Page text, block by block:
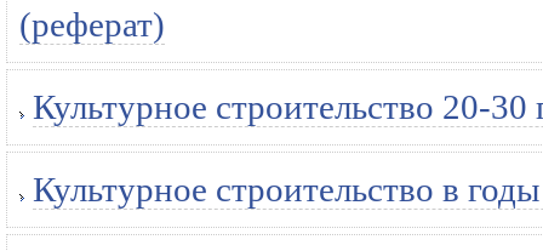
(реферат)
Культурное строительство 20-
Культурное строительство в